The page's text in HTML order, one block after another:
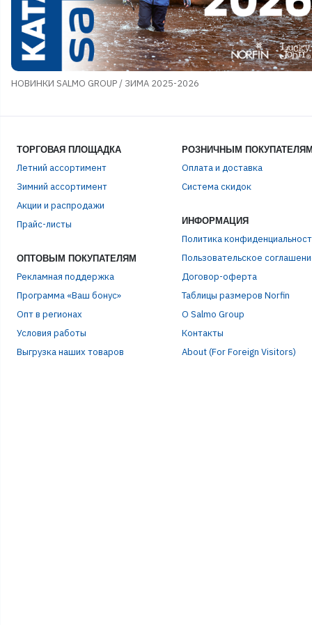
НОВИНКИ SALMO GROUP / ЗИМА 2025-2026
ТОРГОВАЯ ПЛОЩАДКА
Летний ассортимент
Зимний ассортимент
Акции и распродажи
Прайс-листы
ОПТОВЫМ ПОКУПАТЕЛЯМ
Рекламная поддержка
Программа «Ваш бонус»
Опт в регионах
Условия работы
Выгрузка наших товаров
РОЗНИЧНЫМ
Оплата и доставка
Система скидок
ИНФОРМАЦИЯ
Политика
Пользовательское
Договор-оферта
Таблицы размеров Norfin
О Salmo Group
Контакты
About (For Foreign Visitors)